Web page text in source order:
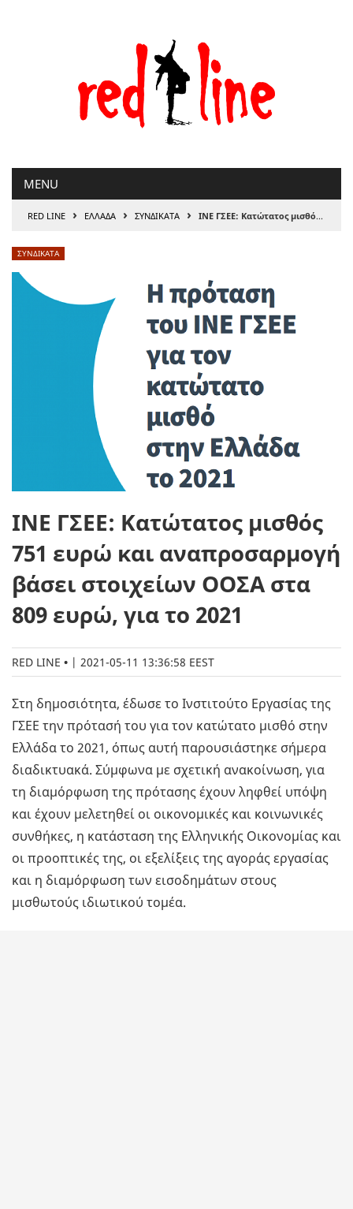
MENU
RED LINE › ΕΛΛΑΔΑ › ΣΥΝΔΙΚΑΤΑ › ΙΝΕ ΓΣΕΕ: Κατώτατος μισθός 751 ευρώ και αναπροσαρμογή βάσει στοιχείων ΟΟΣΑ στα 809 ευρώ, για το 2021
ΣΥΝΔΙΚΑΤΑ
ΙΝΕ ΓΣΕΕ: Κατώτατος μισθός
751 ευρώ και αναπροσαρμογή
βάσει στοιχείων ΟΟΣΑ στα
809 ευρώ, για το 2021
RED LINE | 2021-05-11 13:36:58 EEST
Στη δημοσιότητα, έδωσε το Ινστιτούτο Εργασίας της
ΓΣΕΕ την πρότασή του για τον κατώτατο μισθό στην
Ελλάδα το 2021, όπως αυτή παρουσιάστηκε σήμερα
διαδικτυακά. Σύμφωνα με σχετική ανακοίνωση, για
τη διαμόρφωση της πρότασης έχουν ληφθεί υπόψη
και έχουν μελετηθεί οι οικονομικές και κοινωνικές
συνθήκες, η κατάσταση της Ελληνικής Οικονομίας και
οι προοπτικές της, οι εξελίξεις της αγοράς εργασίας
και η διαμόρφωση των εισοδημάτων στους
μισθωτούς ιδιωτικού τομέα.